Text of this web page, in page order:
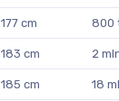
177 cm 800
183 cm 2
185 cm 18